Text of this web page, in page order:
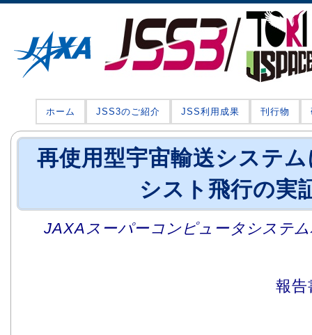
ホーム JSS3のご紹介 JSS利用成果 刊行物
再使用型宇宙輸送システ
シスト飛行の実
JAXAスーパーコンピュータシステ
報告